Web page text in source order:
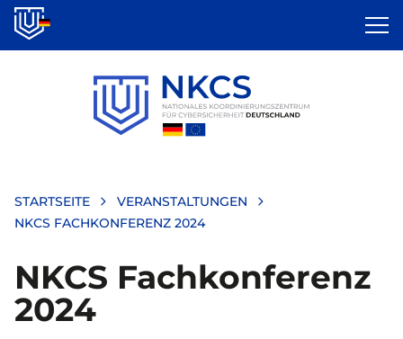
Direkt
zum
Inhalt
STARTSEITE
VERANSTALTUNGEN
NKCS FACHKONFERENZ 2024
NKCS Fachkonferenz
2024